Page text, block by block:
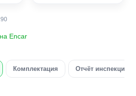
Encar
Комплектация Отчёт инспекции